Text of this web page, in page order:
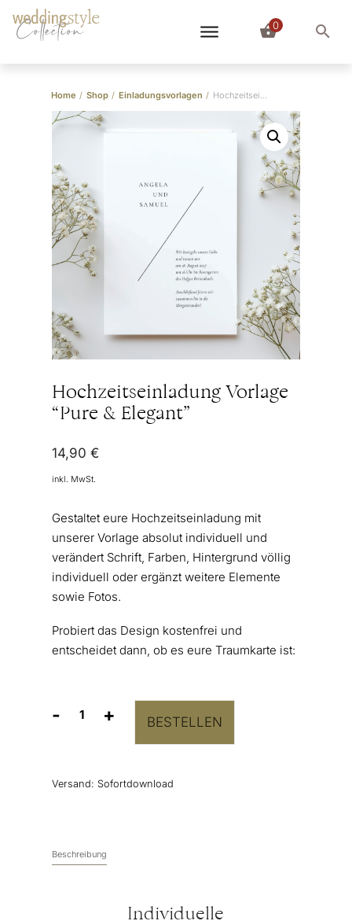
Collection 0
Home / Shop / Einladungsvorlagen / Hochzeitseinladung Vorlage “Pure & Elegant”
Hochzeitseinladung Vorlage
“Pure & Elegant”
14,90 €
inkl. MwSt.
Gestaltet eure Hochzeitseinladung mit
unserer Vorlage absolut individuell und
verändert Schrift, Farben, Hintergrund völlig
individuell oder ergänzt weitere Elemente
sowie Fotos.
Probiert das Design kostenfrei und
entscheidet dann, ob es eure Traumkarte ist:
-
Hochzeitseinladung
Elegant”
+ BESTELLEN
Versand: Sofortdownload
Beschreibung
Individuelle